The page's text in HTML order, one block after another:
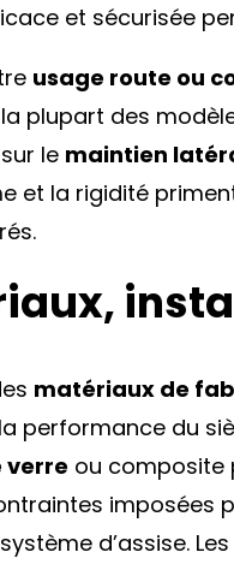
et sécurisée
usage route ou
la plupart des
le maintien
et la rigidité
matériaux de
performance du
verre ou composite
imposées
d’assise.